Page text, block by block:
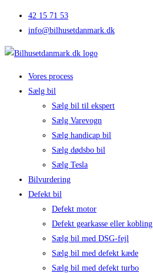
content
42 15 71 53
info@bilhusetdanmark.dk
Vores process
Sælg bil
Sælg bil til ekspert
Sælg Varevogn
Sælg handicap bil
Sælg dødsbo bil
Sælg Tesla
Bilvurdering
Defekt bil
Defekt motor
Defekt gearkasse eller kobling
Sælg bil med DSG-fejl
Sælg bil med defekt kæde
Sælg bil med defekt turbo